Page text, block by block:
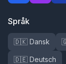
Språk
🇩🇰 Dansk
🇩🇪 Deutsch